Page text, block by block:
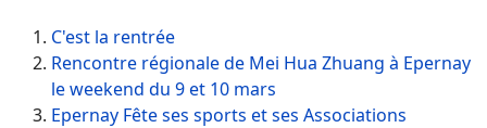
C'est la rentrée
Rencontre régionale de Mei Hua Zhuang à Epernay
le weekend du 9 et 10 mars
Epernay Fête ses sports et ses Associations